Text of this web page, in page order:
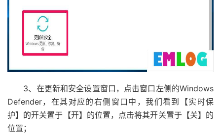
3、在更新和安全设置窗口，点击窗口左侧的Windows
Defender，在其对应的右侧窗口中，我们看到【实时保
护】的开关置于【开】的位置，点击将其开关置于【关】的
位置；